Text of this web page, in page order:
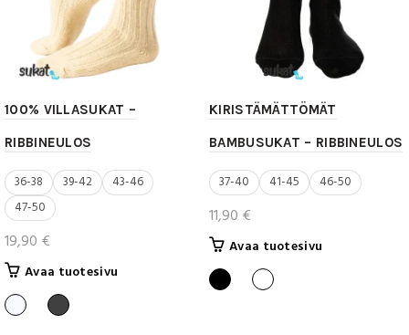
100% VILLASUKAT –
RIBBINEULOS
36-38 39-42
43-46
47-50
19,90 €
Avaa tuotesivu
KIRISTÄMÄTTÖMÄT
BAMBUSUKAT – RIBBINEULOS
37-40 41-45 46-50
11,90 €
Avaa tuotesivu